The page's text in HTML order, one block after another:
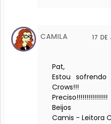
CAMILA 17
Pat,
Estou
Crows!!!
Preciso!!!!!!!!!!!!!!!!
Beijos
Camis - Leitora